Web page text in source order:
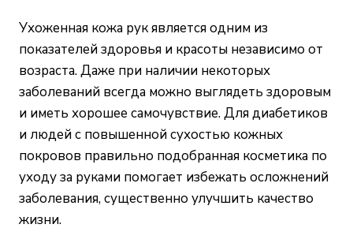
Ухоженная кожа рук является одним из
показателей здоровья и красоты независимо от
возраста. Даже при наличии некоторых
заболеваний всегда можно выглядеть здоровым
и иметь хорошее самочувствие. Для диабетиков
и людей с повышенной сухостью кожных
покровов правильно подобранная косметика по
уходу за руками помогает избежать осложнений
заболевания, существенно улучшить качество
жизни.